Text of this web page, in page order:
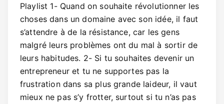
Playlist 1- Quand on souhaite révolutionner les
choses dans un domaine avec son idée, il faut
s’attendre à de la résistance, car les gens
malgré leurs problèmes ont du mal à sortir de
leurs habitudes. 2- Si tu souhaites devenir un
entrepreneur et tu ne supportes pas la
frustration dans sa plus grande laideur, il vaut
mieux ne pas s’y frotter, surtout si tu n’as pas